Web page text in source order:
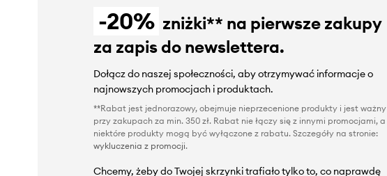
-20% zniżki** na pierwsze zakupy
za zapis do newslettera.
Dołącz do naszej społeczności, aby otrzymywać informacje o
najnowszych promocjach i produktach.
**Rabat jest jednorazowy, obejmuje nieprzecenione produkty i jest ważny
przy zakupach za min. 350 zł. Rabat nie łączy się z innymi promocjami, a
niektóre produkty mogą być wyłączone z rabatu. Szczegóły na stronie:
wykluczenia z promocji.
Chcemy, żeby do Twojej skrzynki trafiało tylko to, co naprawdę